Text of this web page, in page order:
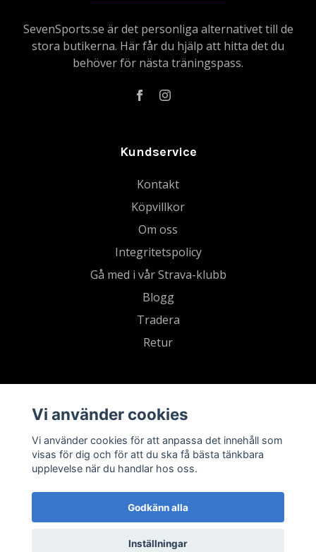
SevenSports.se är det personliga alternativet till de
stora butikerna. Här får du hjälp att hitta det du
behöver för nästa träningspass.
Kundservice
Kontakt
Köpvillkor
Om oss
Integritetspolicy
Gå med i vår Strava-klubb
Blogg
Tradera
Retur
Vi använder cookies
Vi använder cookies för att anpassa det innehåll som
visas för dig och för att du ska få bästa tänkbara
upplevelse när du handlar hos oss.
Godkänn alla
Inställningar